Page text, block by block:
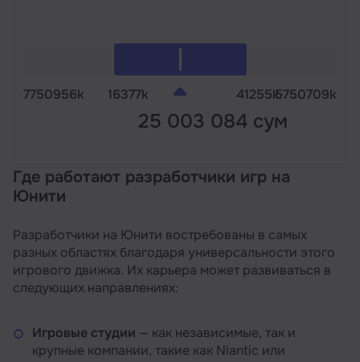
7750956k 16377k
25 003 084 сум
41255k5750709k
Где работают разработчики игр на
Юнити
Разработчики на Юнити востребованы в самых
разных областях благодаря универсальности этого
игрового движка. Их карьера может развиваться в
следующих направлениях:
Игровые студии — как независимые, так и
крупные компании, такие как Niantic или